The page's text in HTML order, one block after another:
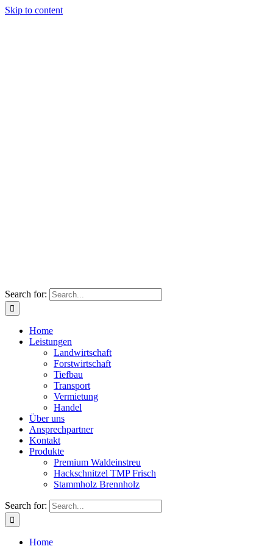
Skip to content
Search for:
Home
Leistungen
Landwirtschaft
Forstwirtschaft
Tiefbau
Transport
Vermietung
Handel
Über uns
Ansprechpartner
Kontakt
Produkte
Premium Waldeinstreu
Hackschnitzel TMP Frisch
Stammholz Brennholz
Search for:
Home